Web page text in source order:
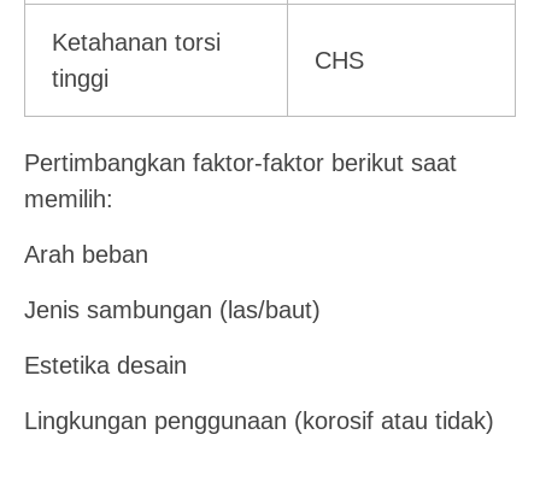
Ketahanan torsi
tinggi
CHS
Pertimbangkan faktor-faktor berikut saat
memilih:
Arah beban
Jenis sambungan (las/baut)
Estetika desain
Lingkungan penggunaan (korosif atau tidak)